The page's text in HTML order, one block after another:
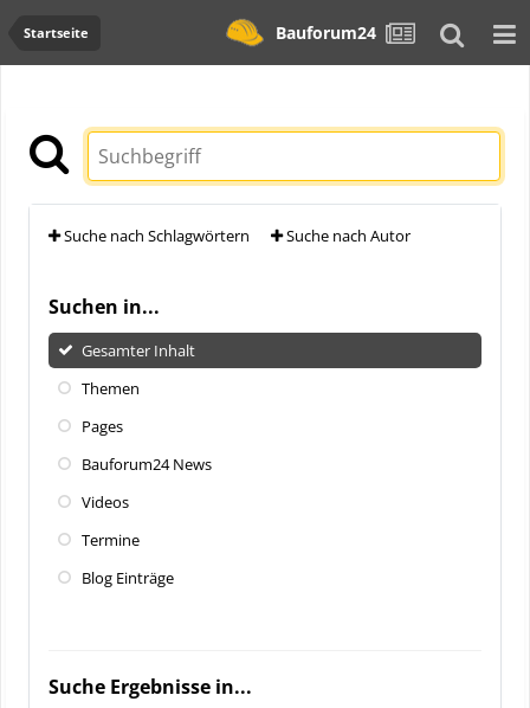
Startseite Bauforum24
Suche nach Schlagwörtern Suche nach Autor
Suchen in...
Gesamter Inhalt
Themen
Pages
Bauforum24 News
Videos
Termine
Blog Einträge
Suche Ergebnisse in...